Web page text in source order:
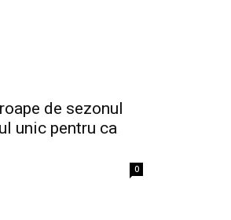
de sezonul
unic pentru ca
0